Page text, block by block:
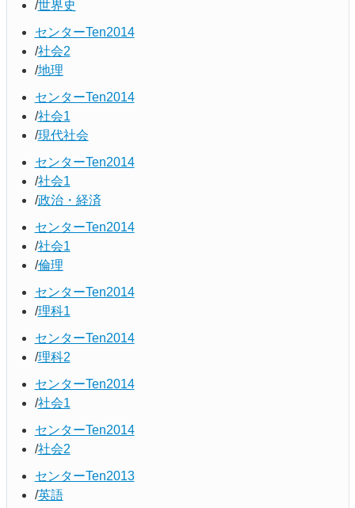
世界史
センターTen2014
社会2
地理
センターTen2014
社会1
現代社会
センターTen2014
社会1
政治・経済
センターTen2014
社会1
倫理
センターTen2014
理科1
センターTen2014
理科2
センターTen2014
社会1
センターTen2014
社会2
センターTen2013
英語